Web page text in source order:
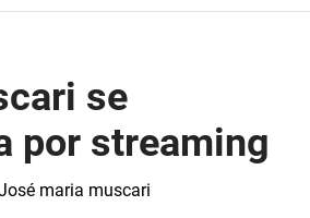
se
por streaming